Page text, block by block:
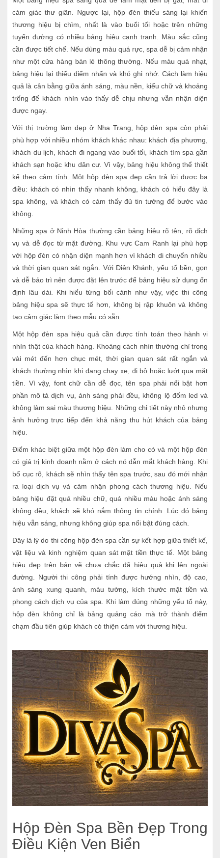
cảm giác thư giãn. Ngược lại, hộp đèn thiếu sáng lại khiến
thương hiệu bị chìm, nhất là vào buổi tối hoặc trên những
tuyến đường có nhiều bảng hiệu cạnh tranh. Màu sắc cũng
cần được tiết chế. Nếu dùng màu quá rực, spa dễ bị cảm nhận
như một cửa hàng bán lẻ thông thường. Nếu màu quá nhạt,
bảng hiệu lại thiếu điểm nhấn và khó ghi nhớ. Cách làm hiệu
quả là cân bằng giữa ánh sáng, màu nền, kiểu chữ và khoảng
trống để khách nhìn vào thấy dễ chịu nhưng vẫn nhận diện
được ngay.
Với thị trường làm đẹp ở Nha Trang, hộp đèn spa còn phải
phù hợp với nhiều nhóm khách khác nhau: khách địa phương,
khách du lịch, khách đi ngang vào buổi tối, khách tìm spa gần
khách sạn hoặc khu dân cư. Vì vậy, bảng hiệu không thể thiết
kế theo cảm tính. Một hộp đèn spa đẹp cần trả lời được ba
điều: khách có nhìn thấy nhanh không, khách có hiểu đây là
spa không, và khách có cảm thấy đủ tin tưởng để bước vào
không.
Những spa ở Ninh Hòa thường cần bảng hiệu rõ tên, rõ dịch
vụ và dễ đọc từ mặt đường. Khu vực Cam Ranh lại phù hợp
với hộp đèn có nhận diện mạnh hơn vì khách di chuyển nhiều
và thời gian quan sát ngắn. Với Diên Khánh, yếu tố bền, gọn
và dễ bảo trì nên được đặt lên trước để bảng hiệu sử dụng ổn
định lâu dài. Khi hiểu từng bối cảnh như vậy, việc thi công
bảng hiệu spa sẽ thực tế hơn, không bị rập khuôn và không
tạo cảm giác làm theo mẫu có sẵn.
Một hộp đèn spa hiệu quả cần được tính toán theo hành vi
nhìn thật của khách hàng. Khoảng cách nhìn thường chỉ trong
vài mét đến hơn chục mét, thời gian quan sát rất ngắn và
khách thường nhìn khi đang chạy xe, đi bộ hoặc lướt qua mặt
tiền. Vì vậy, font chữ cần dễ đọc, tên spa phải nổi bật hơn
phần mô tả dịch vụ, ánh sáng phải đều, không lộ đốm led và
không làm sai màu thương hiệu. Những chi tiết này nhỏ nhưng
ảnh hưởng trực tiếp đến khả năng thu hút khách của bảng
hiệu.
Điểm khác biệt giữa một hộp đèn làm cho có và một hộp đèn
có giá trị kinh doanh nằm ở cách nó dẫn mắt khách hàng. Khi
bố cục rõ, khách sẽ nhìn thấy tên spa trước, sau đó mới nhận
ra loại dịch vụ và cảm nhận phong cách thương hiệu. Nếu
bảng hiệu đặt quá nhiều chữ, quá nhiều màu hoặc ánh sáng
không đều, khách sẽ khó nắm thông tin chính. Lúc đó bảng
hiệu vẫn sáng, nhưng không giúp spa nổi bật đúng cách.
Đây là lý do thi công hộp đèn spa cần sự kết hợp giữa thiết kế,
vật liệu và kinh nghiệm quan sát mặt tiền thực tế. Một bảng
hiệu đẹp trên bản vẽ chưa chắc đã hiệu quả khi lên ngoài
đường. Người thi công phải tính được hướng nhìn, độ cao,
ánh sáng xung quanh, màu tường, kích thước mặt tiền và
phong cách dịch vụ của spa. Khi làm đúng những yếu tố này,
hộp đèn không chỉ là bảng quảng cáo mà trở thành điểm
chạm đầu tiên giúp khách có thiện cảm với thương hiệu.
Hộp Đèn Spa Bền Đẹp Trong
Điều Kiện Ven Biển